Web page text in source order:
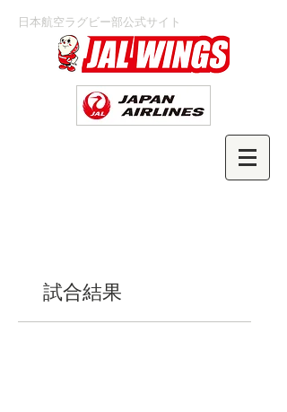
日本航空ラグビー部公式サイト
試合結果